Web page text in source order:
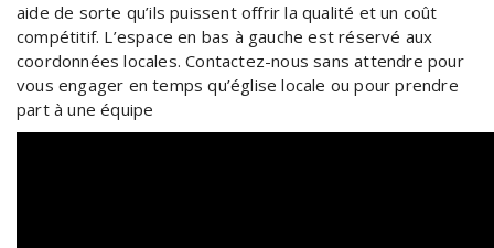
aide de sorte qu’ils puissent offrir la qualité et un coût
compétitif. L’espace en bas à gauche est réservé aux
coordonnées locales. Contactez-nous sans attendre pour
vous engager en temps qu’église locale ou pour prendre
part à une équipe